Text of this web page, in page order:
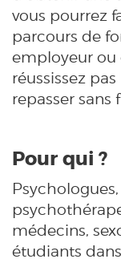
vous pourrez
parcours de
employeur ou
réussissez
repasser sans
Pour qui ?
médecins,
étudiants